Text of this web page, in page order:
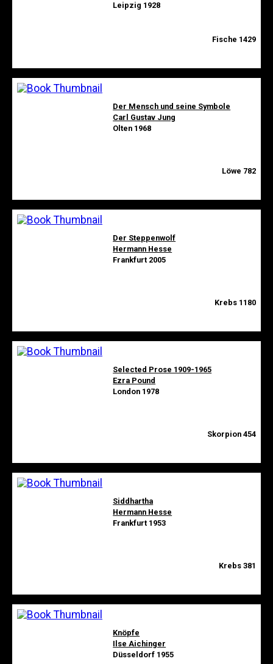
Leipzig 1928
Fische 1429
Der Mensch und seine Symbole
Carl Gustav Jung
Olten 1968
Löwe 782
Der Steppenwolf
Hermann Hesse
Frankfurt 2005
Krebs 1180
Selected Prose 1909-1965
Ezra Pound
London 1978
Skorpion 454
Siddhartha
Hermann Hesse
Frankfurt 1953
Krebs 381
Knöpfe
Ilse Aichinger
Düsseldorf 1955